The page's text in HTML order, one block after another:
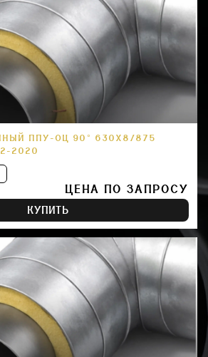
ППУ-ОЦ 90° 630Х8/875
2020
ЦЕНА ПО ЗАПРОСУ
КУПИТЬ